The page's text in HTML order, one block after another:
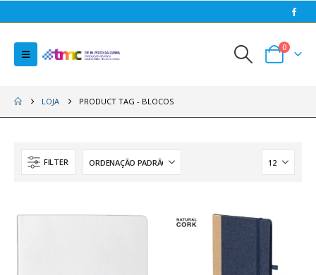
0
LOJA PRODUCT TAG - BLOCOS
FILTER